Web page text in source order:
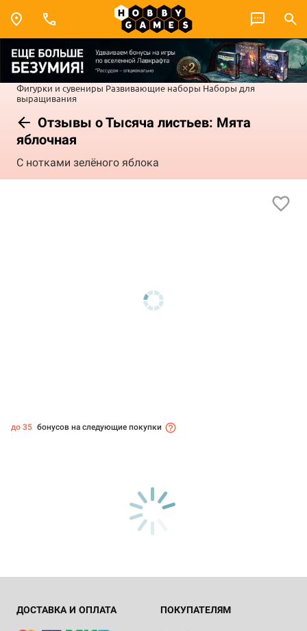
Фигурки и сувениры Развивающие наборы Наборы для
выращивания
Отзывы о Тысяча листьев: Мята
яблочная
С нотками зелёного яблока
до 35 бонусов на следующие покупки
ДОСТАВКА И ОПЛАТА ПОКУПАТЕЛЯМ